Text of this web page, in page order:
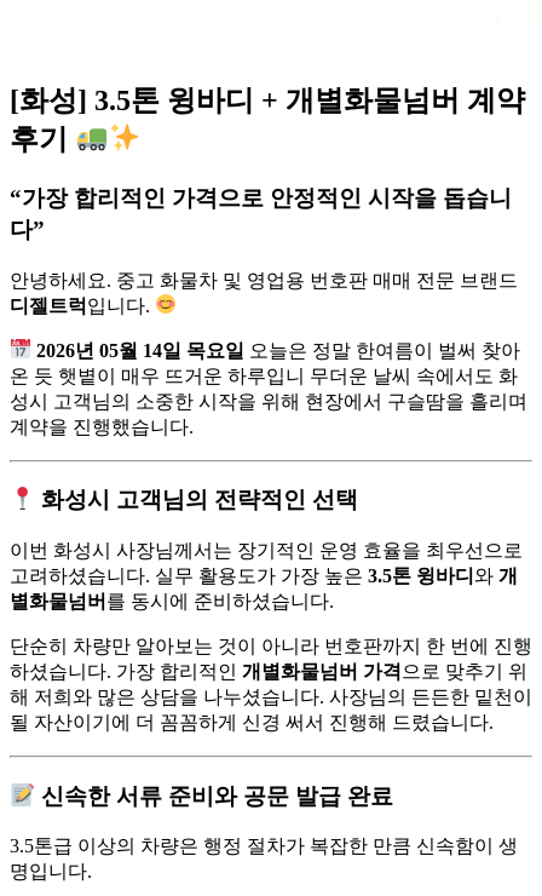
[화성] 3.5톤 윙바디 + 개별화물넘버 계약
후기
“가장 합리적인 가격으로 안정적인 시작을 돕습니
다”
안녕하세요. 중고 화물차 및 영업용 번호판 매매 전문 브랜드
디젤트럭 입니다.
2026년 05월 14일 목요일 오늘은 정말 한여름이 벌써 찾아
온 듯 햇볕이 매우 뜨거운 하루입니 무더운 날씨 속에서도 화
성시 고객님의 소중한 시작을 위해 현장에서 구슬땀을 흘리며
계약을 진행했습니다.
화성시 고객님의 전략적인 선택
이번 화성시 사장님께서는 장기적인 운영 효율을 최우선으로
고려하셨습니다. 실무 활용도가 가장 높은 3.5톤 윙바디 와 개
별화물넘버 를 동시에 준비하셨습니다.
단순히 차량만 알아보는 것이 아니라 번호판까지 한 번에 진행
하셨습니다. 가장 합리적인 개별화물넘버 가격 으로 맞추기 위
해 저희와 많은 상담을 나누셨습니다. 사장님의 든든한 밑천이
될 자산이기에 더 꼼꼼하게 신경 써서 진행해 드렸습니다.
신속한 서류 준비와 공문 발급 완료
3.5톤급 이상의 차량은 행정 절차가 복잡한 만큼 신속함이 생
명입니다.